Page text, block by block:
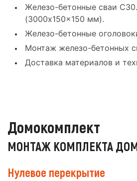
Железо-бетонные сваи
(3000x150x150 мм).
Железо-бетонные
Монтаж железо-бетонных
Доставка материалов и
Домокомплект
МОНТАЖ КОМПЛЕКТА
Нулевое перекрытие